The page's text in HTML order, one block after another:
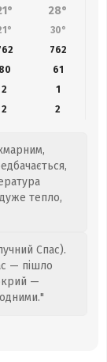
28°
30°
762
80 61
2
1
2 2
тепло,
Спас).
— пішло
—